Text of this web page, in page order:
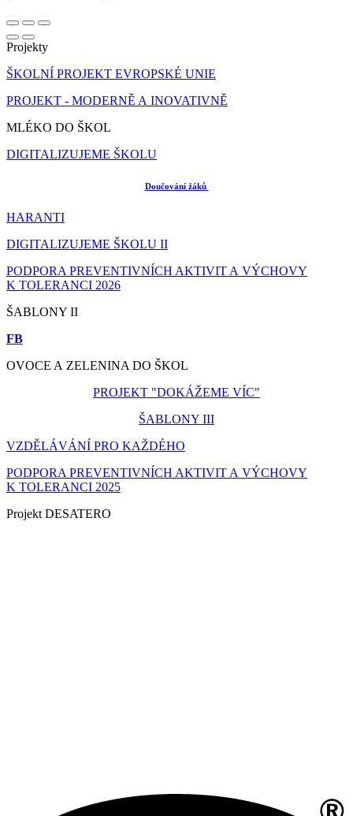
Projekty
ŠKOLNÍ PROJEKT EVROPSKÉ UNIE
PROJEKT - MODERNĚ A INOVATIVNĚ
MLÉKO DO ŠKOL
DIGITALIZUJEME ŠKOLU
Doučování žáků
HARANTI
DIGITALIZUJEME ŠKOLU II
PODPORA PREVENTIVNÍCH AKTIVIT A VÝCHOVY
K TOLERANCI 2026
ŠABLONY II
FB
OVOCE A ZELENINA DO ŠKOL
PROJEKT "DOKÁŽEME VÍC"
ŠABLONY III
VZDĚLÁVÁNÍ PRO KAŽDÉHO
PODPORA PREVENTIVNÍCH AKTIVIT A VÝCHOVY
K TOLERANCI 2025
Projekt DESATERO